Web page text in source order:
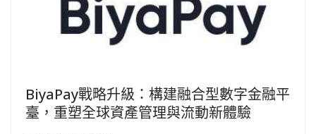
BiyaPay戰略升級：構建融合型數字金融平
臺，重塑全球資產管理與流動新體驗